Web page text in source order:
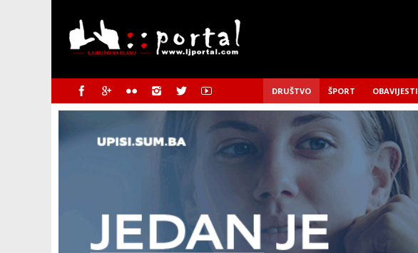
DRUŠTVO ŠPORT OBAVIJESTI